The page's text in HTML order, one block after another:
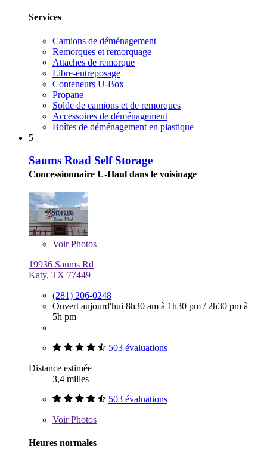
Services
Camions de déménagement
Remorques et remorquage
Attaches de remorque
Libre-entreposage
Conteneurs U-Box
Propane
Solde de camions et de remorques
Accessoires de déménagement
Boîtes de déménagement en plastique
5
Saums Road Self Storage
Concessionnaire U-Haul dans le voisinage
VoirPhotos
19936 Saums Rd
Katy, TX 77449
(281) 206-0248
Ouvert aujourd'hui 8h30 am à 1h30 pm / 2h30 pm à
5h pm
503 évaluations
Distance estimée
3,4 milles
503 évaluations
VoirPhotos
Heures normales